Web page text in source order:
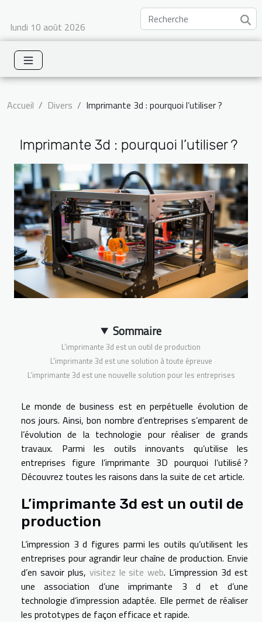
lundi 10 août 2026
Accueil Divers Imprimante 3d : pourquoi l’utiliser ?
Imprimante 3d : pourquoi l’utiliser ?
Sommaire
L’imprimante 3d est un outil de production
L’imprimante 3d est une solution à toute épreuve
L’imprimante 3d est une nouvelle solution pour les entreprises
Le monde de business est en perpétuelle évolution de
nos jours. Ainsi, bon nombre d’entreprises s’emparent de
l’évolution de la technologie pour réaliser de grands
travaux. Parmi les outils innovants qu’utilise les
entreprises figure l’imprimante 3D pourquoi l’utilisé ?
Découvrez toutes les raisons dans la suite de cet article.
L’imprimante 3d est un outil de
production
L’impression 3 d figures parmi les outils qu’utilisent les
entreprises pour agrandir leur chaîne de production. Envie
d’en savoir plus, visitez le site web. L’impression 3d est
une association d’une imprimante 3 d et d’une
technologie d’impression adaptée. Elle permet de réaliser
les prototypes de façon efficace et rapide.